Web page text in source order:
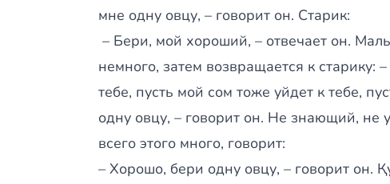
мне одну овцу, – говорит он. Старик:
– Бери, мой хороший, – отвечает он.
немного, затем возвращается к старику:
тебе, пусть мой сом тоже уйдет к тебе,
одну овцу, – говорит он. Не знающий, не
всего этого много, говорит:
– Хорошо, бери одну овцу, – говорит он.